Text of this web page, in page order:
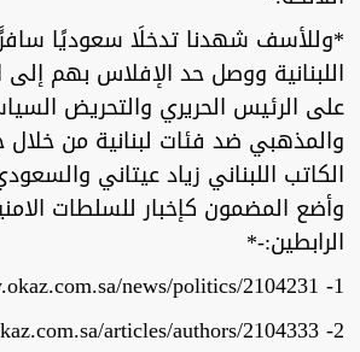
*وللأسف شهدنا تدخلَا سعوديًا
اللبنانية ووصل حد الإفلاس بهم
على الرئيس الحريري والتحريض
والمذهبي ضد فئات لبنانية من خلال
الكاتب اللبناني زياد عيتاني
وأضع المضمون كإخبار للسلطات
الرابطين:-*
1- https://www.okaz.com.sa/news/politics/2104231
2- https://www.okaz.com.sa/articles/authors/2104333